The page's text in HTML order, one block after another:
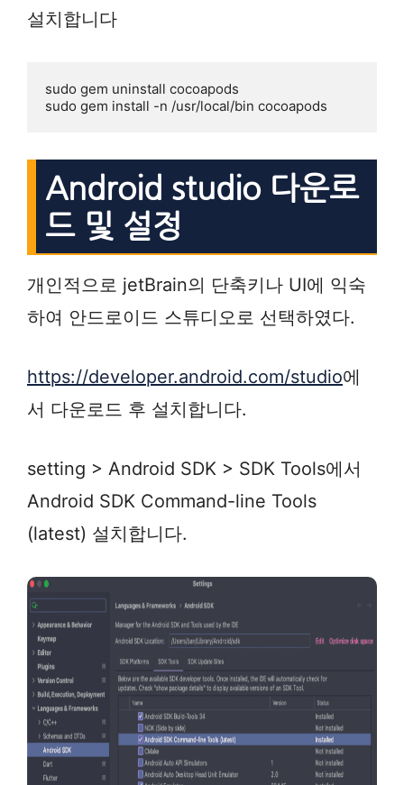
설치합니다
sudo gem uninstall cocoapods
sudo gem install -n /usr/local/bin cocoapods
Android studio 다운로
드 및 설정
개인적으로 jetBrain의 단축키나 UI에 익숙
하여 안드로이드 스튜디오로 선택하였다.
https://developer.android.com/studio에
서 다운로드 후 설치합니다.
setting > Android SDK > SDK Tools에서
Android SDK Command-line Tools
(latest) 설치합니다.